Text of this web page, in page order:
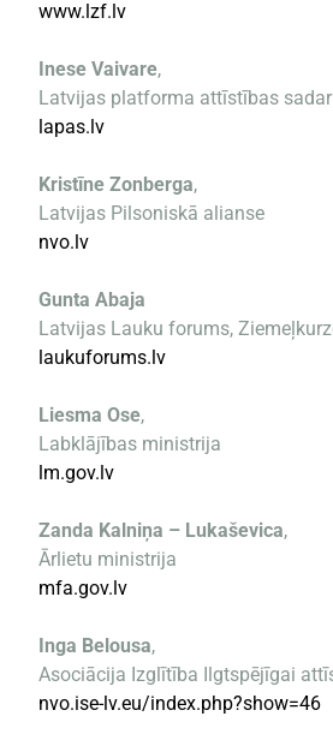
www.lzf.lv
Inese Vaivare,
Latvijas platforma attīstības
lapas.lv
Kristīne Zonberga,
Latvijas Pilsoniskā alianse
nvo.lv
Gunta Abaja
Latvijas Lauku forums,
laukuforums.lv
Liesma Ose,
Labklājības ministrija
lm.gov.lv
Zanda Kalniņa – Lukaševica,
Ārlietu ministrija
mfa.gov.lv
Inga Belousa,
Asociācija Izglītība Ilgtspējīgai
nvo.ise-lv.eu/index.php?show=46